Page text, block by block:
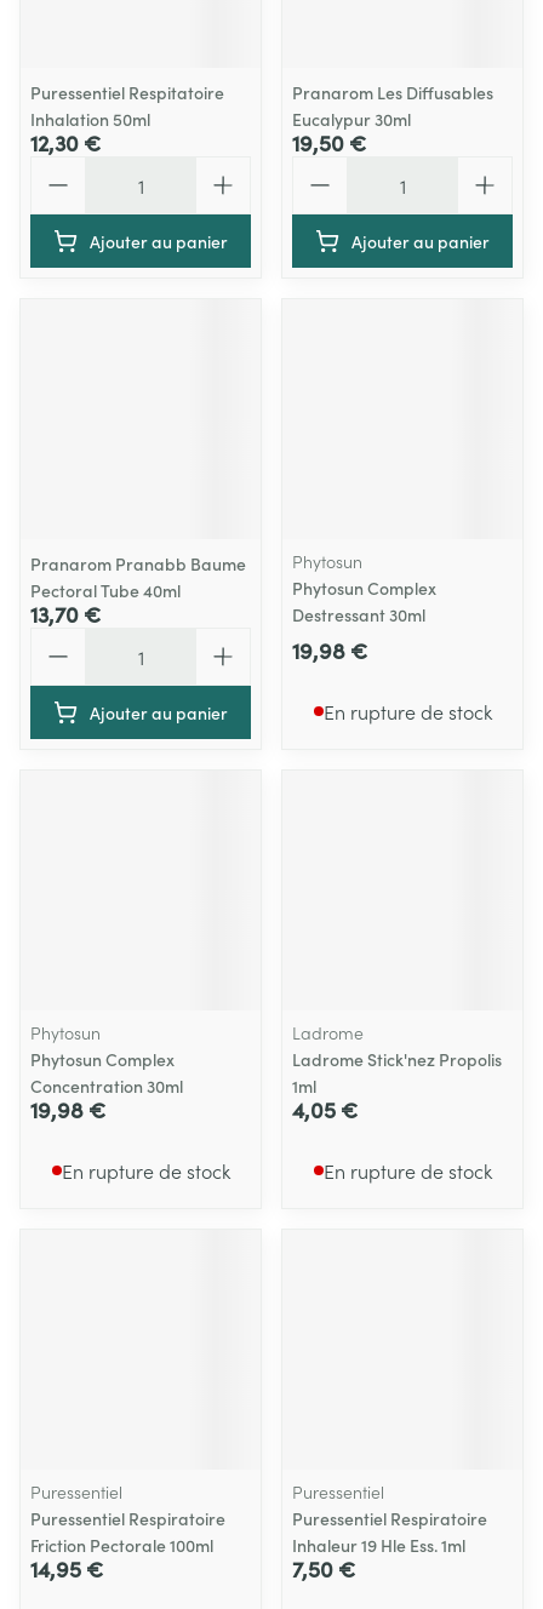
Puressentiel Respitatoire
Inhalation 50ml
12,30 €
Ajouter au panier
Pranarom Les Diffusables
Eucalypur 30ml
19,50 €
Ajouter au panier
Pranarom Pranabb Baume
Pectoral Tube 40ml
13,70 €
Ajouter au panier
Phytosun
Phytosun Complex
Destressant 30ml
19,98 €
En rupture de stock
Phytosun
Phytosun Complex
Concentration 30ml
19,98 €
En rupture de stock
Ladrome
Ladrome Stick'nez Propolis
1ml
4,05 €
En rupture de stock
Puressentiel
Puressentiel Respiratoire
Friction Pectorale 100ml
14,95 €
Puressentiel
Puressentiel Respiratoire
Inhaleur 19 Hle Ess. 1ml
7,50 €